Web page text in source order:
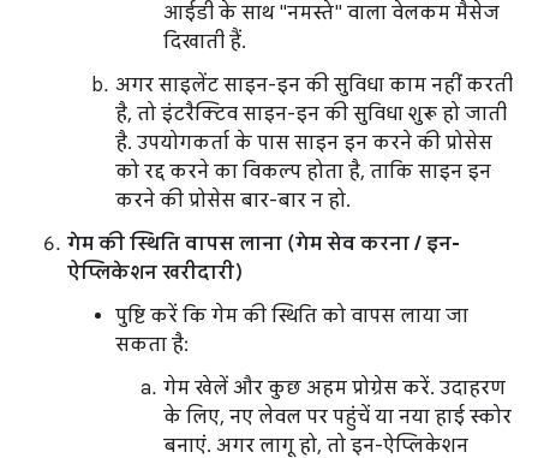
आईडी के साथ "नमस्ते" वाला वेलकम मैसेज
दिखाती हैं.
अगर साइलेंट साइन-इन की सुविधा काम नहीं करती
है, तो इंटरैक्टिव साइन-इन की सुविधा शुरू हो जाती
है. उपयोगकर्ता के पास साइन इन करने की प्रोसेस
को रद्द करने का विकल्प होता है, ताकि साइन इन
करने की प्रोसेस बार-बार न हो.
गेम की स्थिति वापस लाना (गेम सेव करना / इन-
ऐप्लिकेशन खरीदारी)
पुष्टि करें कि गेम की स्थिति को वापस लाया जा
सकता है:
गेम खेलें और कुछ अहम प्रोग्रेस करें. उदाहरण
के लिए, नए लेवल पर पहुंचें या नया हाई स्कोर
बनाएं. अगर लागू हो, तो इन-ऐप्लिकेशन